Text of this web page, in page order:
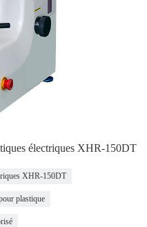
électriques XHR-150DT
XHR-150DT
plastique